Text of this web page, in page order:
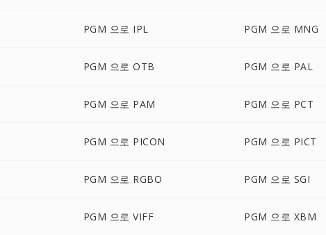
PGM 으로 IPL PGM 으로 MNG
PGM 으로 OTB PGM 으로 PAL
PGM 으로 PAM PGM 으로 PCT
PGM 으로 PICON PGM 으로 PICT
PGM 으로 RGBO PGM 으로 SGI
PGM 으로 VIFF PGM 으로 XBM